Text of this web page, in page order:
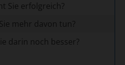
Sie erfolgreich?
mehr davon tun?
darin noch besser?